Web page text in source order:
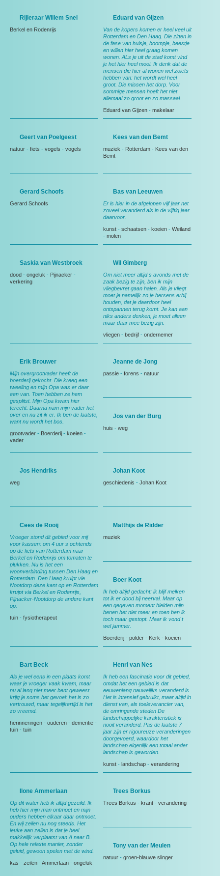
Rijleraar Willem Snel
Berkel en Rodenrijs
Eduard van Gijzen
Van de kopers komen er heel veel uit
Rotterdam en Den Haag. Die zitten in
de fase van huisje, boompje, beestje
en willen hier heel graag komen
wonen. ALs je uit de stad komt vind
je het hier heel mooi. Ik denk dat de
mensen die hier al wonen wel zoiets
hebben van: het wordt wel heel
groot. Die missen het dorp. Voor
sommige mensen hoeft het niet
allemaal zo groot en zo massaal.
Eduard van Gijzen - makelaar
Geert van Poelgeest
natuur - fiets - vogels - vogels
Kees van den Bemt
muziek - Rotterdam - Kees van den
Bemt
Gerard Schoofs
Gerard Schoofs
Bas van Leeuwen
Er is hier in de afgelopen vijf jaar net
zoveel veranderd als in de vijftig jaar
daarvoor.
kunst - schaatsen - koeien - Weiland
- molen
Saskia van Westbroek
dood - ongeluk - Pijnacker -
verkering
Wil Gimberg
Om niet meer altijd s avonds met de
zaak bezig te zijn, ben ik mijn
vliegbevret gaan halen. Als je vliegt
moet je namelijk zo je hersens erbij
houden, dat je daardoor heel
ontspannen terug komt. Je kan aan
niks anders denken, je moet alleen
maar daar mee bezig zijn.
vliegen - bedrijf - ondernemer
Erik Brouwer
Mijn overgrootvader heeft de
boerderij gekocht. Die kreeg een
tweeling en mijn Opa was er daar
een van. Toen hebben ze hem
gesplitst. Mijn Opa kwam hier
terecht. Daarna nam mijn vader het
over en nu zit ik er. Ik ben de laatste,
want nu wordt het bos.
grootvader - Boerderij - koeien -
vader
Jeanne de Jong
passie - forens - natuur
Jos van der Burg
huis - weg
Jos Hendriks
weg
Johan Koot
geschiedenis - Johan Koot
Cees de Rooij
Vroeger stond dit gebied voor mij
voor kassen: om 4 uur s ochtends
op de fiets van Rotterdam naar
Berkel en Rodenrijs om tomaten te
plukken. Nu is het een
woonverbinding tussen Den Haag en
Rotterdam. Den Haag kruipt vie
Nootdorp deze kant op en Rotterdam
kruipt via Berkel en Rodenrijs,
Pijnacker-Nootdorp de andere kant
op.
tuin - fysiotherapeut
Matthijs de Ridder
muziek
Boer Koot
Ik heb altijd gedacht: ik blijf melken
tot ik er dood bij neerval. Maar op
een gegeven moment hielden mijn
benen het niet meer en toen ben ik
toch maar gestopt. Maar ik vond t
wel jammer.
Boerderij - polder - Kerk - koeien
Bart Beck
Als je wel eens in een plaats komt
waar je vroeger vaak kwam, maar
nu al lang niet meer bent geweest
krijg je soms het gevoel: het is zo
vertrouwd, maar tegelijkertijd is het
zo vreemd.
herinneringen - ouderen - dementie -
tuin - tuin
Henri van Nes
Ik heb een fascinatie voor dit gebied,
omdat het een gebied is dat
eeuwenlang nauwelijks veranderd is.
Het is intensief gebruikt, maar altijd in
dienst van, als toeleverancier van,
de omringende steden De
landschappelijke karakteristiek is
nooit veranderd. Pas de laatste 7
jaar zijn er rigoureuze veranderingen
doorgevoerd, waardoor het
landschap eigenlijk een totaal ander
landschap is geworden.
kunst - landschap - verandering
Ilone Ammerlaan
Op dit water heb ik altijd gezeild. Ik
heb hier mijn man ontmoet en mijn
ouders hebben elkaar daar ontmoet.
En wij zeilen nu nog steeds. Het
leuke aan zeilen is dat je heel
makkelijk verplaatst van A naar B.
Op hele relaxte manier, zonder
geluid, gewoon spelen met de wind.
kas - zeilen - Ammerlaan - ongeluk
Trees Borkus
Trees Borkus - krant - verandering
Tony van der Meulen
natuur - groen-blauwe slinger